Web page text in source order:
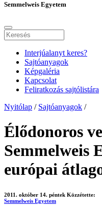
Semmelweis Egyetem
Interjúalanyt keres?
Sajtóanyagok
Képgaléria
Kapcsolat
Feliratkozás sajtólistára
Nyitólap / Sajtóanyagok /
Élődonoros
Semmelweis
európai
2011. október 14. péntek Közzétette:
Semmelweis Egyetem